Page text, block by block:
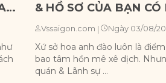
& HỒ SƠ CỦA BẠN
CĂN BỆNH NÀY?
Vssaigon.com | Ngày 03/08/
Xứ sở hoa anh đào luôn là
bao tâm hồn mê xê dịch.
quán & Lãnh sự ...